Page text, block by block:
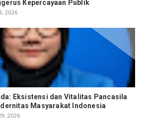
Kepercayaan Publik
2026
Eksistensi dan Vitalitas Pancasila
Masyarakat Indonesia
2026